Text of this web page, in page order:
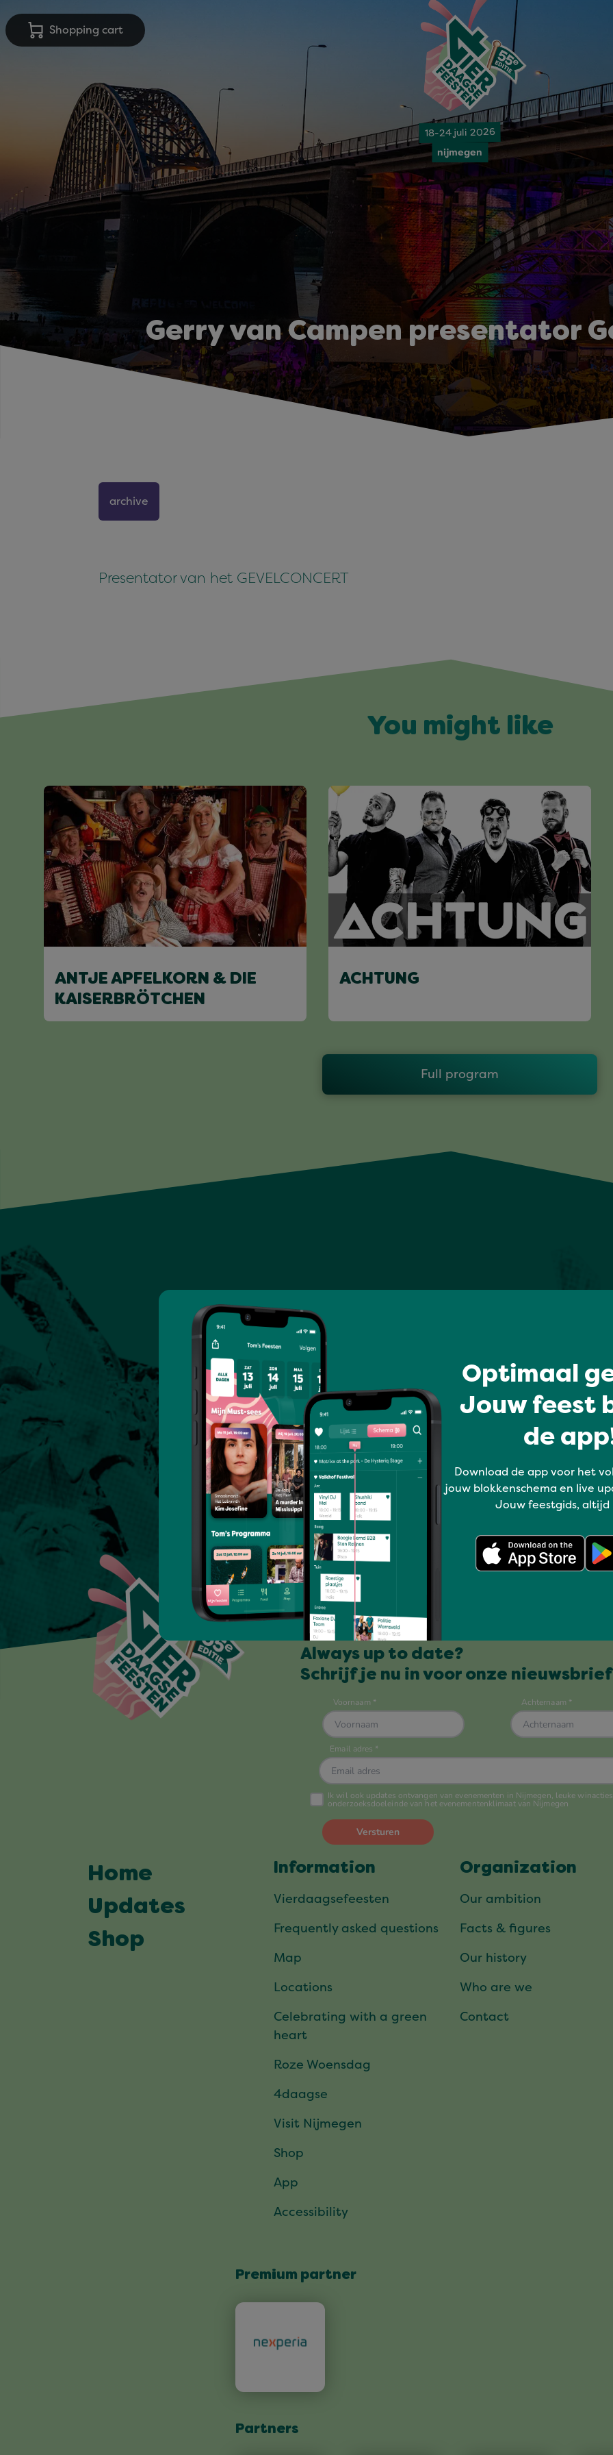
Shopping cart
18-24 juli 2026
nijmegen
Gerry van Campen presentator
archive
Presentator van het GEVELCONCERT
You might like
ANTJE APFELKORN & DIE
KAISERBRÖTCHEN
ACHTUNG
Full program
Optimaal
Jouw feest
de
Download de app voor het
jouw blokkenschema en live
Jouw feestgids, altijd
Always up to date?
Schrijf je nu in voor onze
Home
Updates
Shop
Information
Vierdaagsefeesten
Frequently asked questions
Map
Locations
Celebrating with a green
heart
Roze Woensdag
4daagse
Visit Nijmegen
Shop
App
Accessibility
Organization
Our ambition
Facts & figures
Our history
Who are we
Contact
Premium partner
Partners